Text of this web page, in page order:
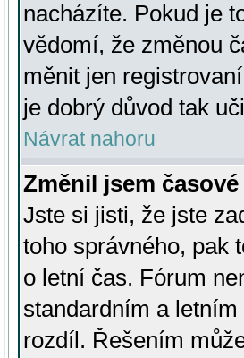
nacházíte. Pokud je
vědomí, že změnou
měnit jen
je dobrý důvod tak
Návrat nahoru
Změnil jsem
Jste si jisti, že jste
toho správného, pak
o letní čas. Fórum
standardním a
rozdíl. Řešením